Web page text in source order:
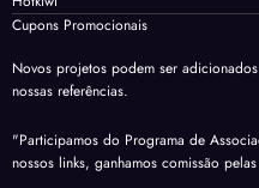
Cupons Promocionais
Novos projetos podem ser
nossas referências.
"Participamos do Programa de
nossos links, ganhamos comissão